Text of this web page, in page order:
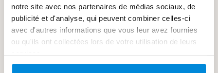
notre site avec nos partenaires de médias sociaux, de
publicité et d'analyse, qui peuvent combiner celles-ci
avec d'autres informations que vous leur avez fournies
ou qu'ils ont collectées lors de votre utilisation de leurs
intelligemment."
En travaillant une seule compétence la fois :
Vos mélanges de couleurs, vos perspectives,